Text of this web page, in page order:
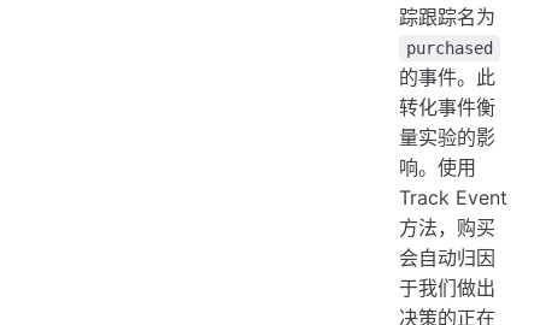
踪跟踪名为
purchased
的事件。此
转化事件衡
量实验的影
响。使用
Track Event
方法，购买
会自动归因
于我们做出
决策的正在